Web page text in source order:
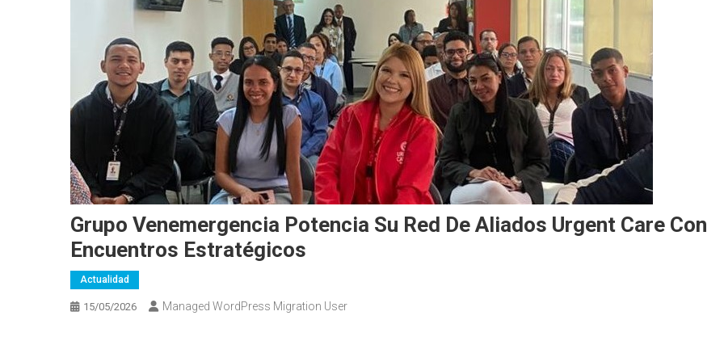
Grupo Venemergencia Potencia Su Red De Aliados Urgent Care Con
Encuentros Estratégicos
Actualidad
15/05/2026 Managed WordPress Migration User